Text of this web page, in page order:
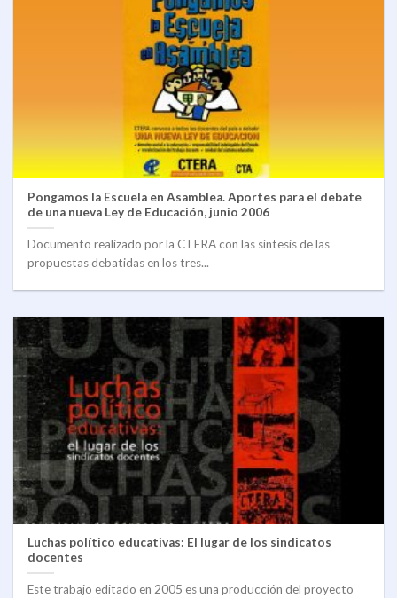
Pongamos la Escuela en Asamblea. Aportes para el debate
de una nueva Ley de Educación, junio 2006
Documento realizado por la CTERA con las síntesis de las
propuestas debatidas en los tres...
Luchas político educativas: El lugar de los sindicatos
docentes
Este trabajo editado en 2005 es una producción del proyecto